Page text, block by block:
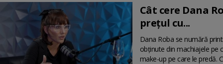
Cât cere Dana
prețul cu...
Dana Roba se numără
obținute din machiajele pe
make-up pe care le predă.